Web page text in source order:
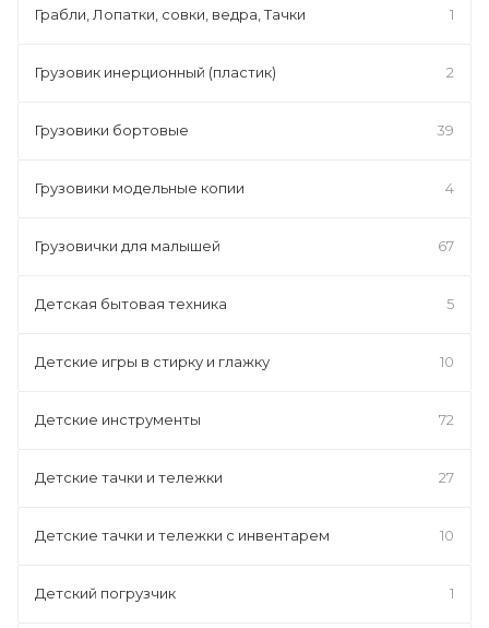
Грабли, Лопатки, совки, ведра, Тачки 1
Грузовик инерционный (пластик) 2
Грузовики бортовые 39
Грузовики модельные копии 4
Грузовички для малышей 67
Детская бытовая техника 5
Детские игры в стирку и глажку 10
Детские инструменты 72
Детские тачки и тележки 27
Детские тачки и тележки с инвентарем 10
Детский погрузчик 1